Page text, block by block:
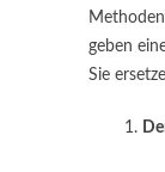
geben
Sie